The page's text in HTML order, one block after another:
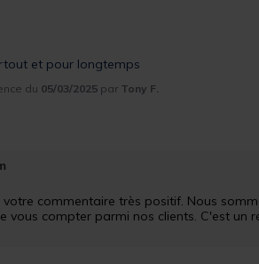
et pour longtemps
du 05/03/2025 par Tony F.
vous compter parmi nos clients. C'est un